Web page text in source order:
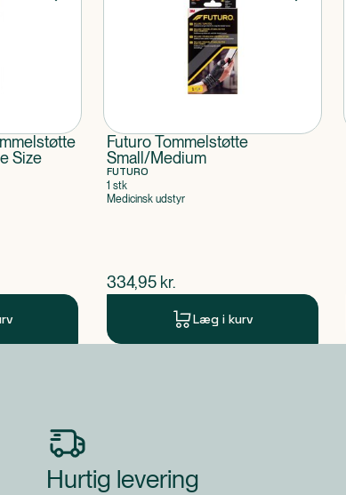
Size
Futuro Tommelstøtte
Small/Medium
FUTURO
1 stk
Medicinsk udstyr
$nuværende pris
334,95 kr.
Læg i kurv
Hurtig levering